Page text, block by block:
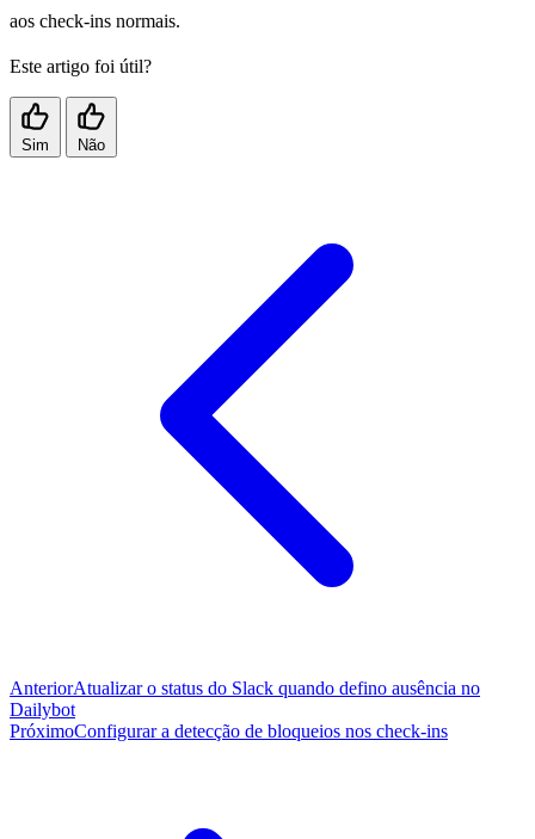
aos check-ins normais.
Este artigo foi útil?
Sim Não
AnteriorAtualizar o status do Slack quando defino ausência no
Dailybot
PróximoConfigurar a detecção de bloqueios nos check-ins